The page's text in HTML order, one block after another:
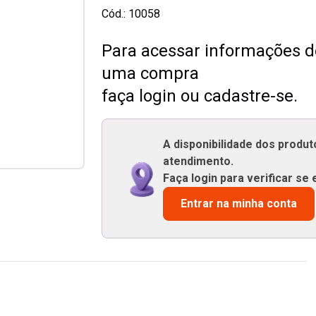
Cód.: 10058
Para acessar informações
uma compra
faça login ou cadastre-se.
A disponibilidade dos
atendimento.
Faça login para verificar se
Entrar na minha conta